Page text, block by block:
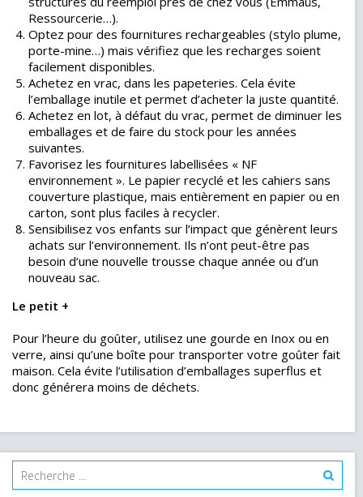
Ressourcerie…).
Optez pour des fournitures rechargeables (stylo plume,
porte-mine…) mais vérifiez que les recharges soient
facilement disponibles.
Achetez en vrac, dans les papeteries. Cela évite
l’emballage inutile et permet d’acheter la juste quantité.
Achetez en lot, à défaut du vrac, permet de diminuer les
emballages et de faire du stock pour les années
suivantes.
Favorisez les fournitures labellisées « NF
environnement ». Le papier recyclé et les cahiers sans
couverture plastique, mais entièrement en papier ou en
carton, sont plus faciles à recycler.
Sensibilisez vos enfants sur l’impact que génèrent leurs
achats sur l’environnement. Ils n’ont peut-être pas
besoin d’une nouvelle trousse chaque année ou d’un
nouveau sac.
Le petit +
Pour l’heure du goûter, utilisez une gourde en Inox ou en
verre, ainsi qu’une boîte pour transporter votre goûter fait
maison. Cela évite l’utilisation d’emballages superflus et
donc générera moins de déchets.